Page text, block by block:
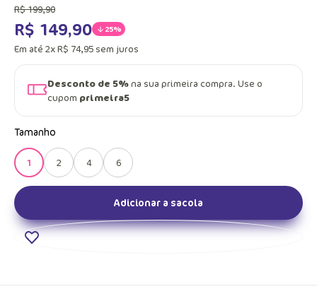
R$199,90
R$ 149,90 25%
Em até 2xR$ 74,95 sem juros
Desconto de 5%na sua primeira compra. Use o
cupom primeira5
Tamanho
1 2 4 6
Adicionar a sacola